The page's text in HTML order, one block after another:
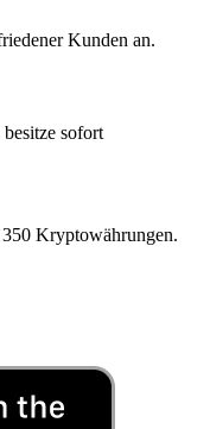
Kunden an.
sofort
Kryptowährungen.